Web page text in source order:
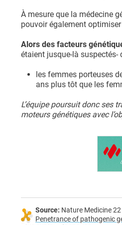
À mesure que la médecine
pouvoir également
Alors des facteurs
étaient jusque-là
les femmes porteuses
ans plus tôt que les
L’équipe poursuit donc ses
moteurs génétiques avec
Source: Nature Medicine
Penetrance of pathogenic